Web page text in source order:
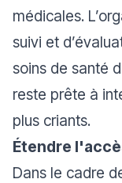
médicales.
suivi et
soins de santé
reste prête à
plus criants.
Étendre
Dans le cadre